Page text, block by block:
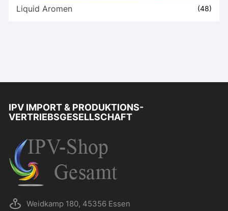
Liquid Aromen (48)
IPV IMPORT & PRODUKTIONS-
VERTRIEBSGESELLSCHAFT
Weidkamp 180, 45356 Essen